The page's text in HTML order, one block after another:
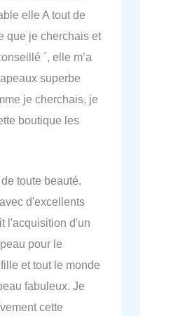
elle A tout de
que je cherchais et
´, elle m’a
superbe
je cherchais, je
boutique les
toute beauté.
d'excellents
l'acquisition d'un
pour le
et tout le monde
fabuleux. Je
cette